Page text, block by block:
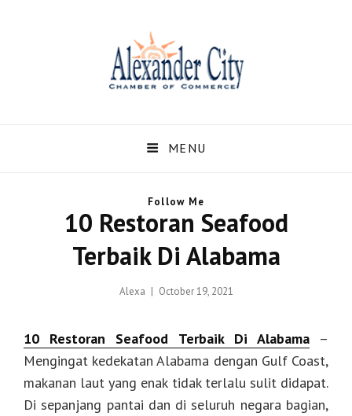
Dan Berita Terbaru
Alexander Alabama
Terbaru dari Kota Alexander Alabama di US
MENU
10 Restoran Seafood
Terbaik Di Alabama
Alexa
Posted
October 19, 2021
10 Restoran Seafood Terbaik Di Alabama–
Mengingat kedekatan Alabama dengan Gulf Coast,
makanan laut yang enak tidak terlalu sulit didapat.
Di sepanjang pantai dan di seluruh negara bagian,
Follow Me